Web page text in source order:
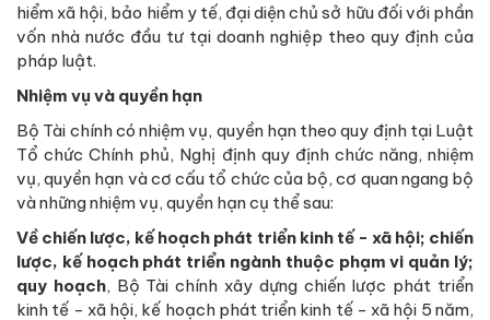
hiểm xã hội, bảo hiểm y tế, đại diện chủ sở hữu đối với phần
vốn nhà nước đầu tư tại doanh nghiệp theo quy định của
pháp luật.
Nhiệm vụ và quyền hạn
Bộ Tài chính có nhiệm vụ, quyền hạn theo quy định tại Luật
Tổ chức Chính phủ, Nghị định quy định chức năng, nhiệm
vụ, quyền hạn và cơ cấu tổ chức của bộ, cơ quan ngang bộ
và những nhiệm vụ, quyền hạn cụ thể sau:
Về chiến lược, kế hoạch phát triển kinh tế - xã hội; chiến
lược, kế hoạch phát triển ngành thuộc phạm vi quản lý;
quy hoạch, Bộ Tài chính xây dựng chiến lược phát triển
kinh tế - xã hội, kế hoạch phát triển kinh tế - xã hội 5 năm,